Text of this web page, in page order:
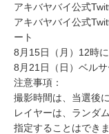
アキバヤバイ公式
アキバヤバイ公式
ート
8月15日（月）12時
8月21日（日）ベル
注意事項：
撮影時間は、当選後
レイヤーは、ランダ
指定することはできま